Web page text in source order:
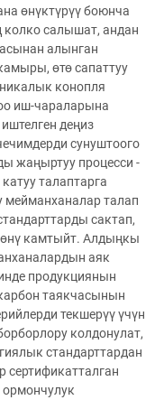
өнүктүрүү боюнча
салышат, андан
алынган
өтө сапаттуу
конопля
иш-чараларына
деңиз
сунуштоого
жаңыртуу процесси -
талаптарга
мейманханалар талап
сактап,
камтыйт. Алдыңкы
аяк
продукциянын
таякчасынын
текшерүү үчүн
колдонулат,
стандарттардан
сертификатталган